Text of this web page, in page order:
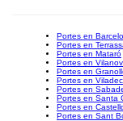
Portes en
Portes en
Portes en Mataró
Portes en
Portes en
Portes en
Portes en
Portes en Santa
Portes en
Portes en Sant